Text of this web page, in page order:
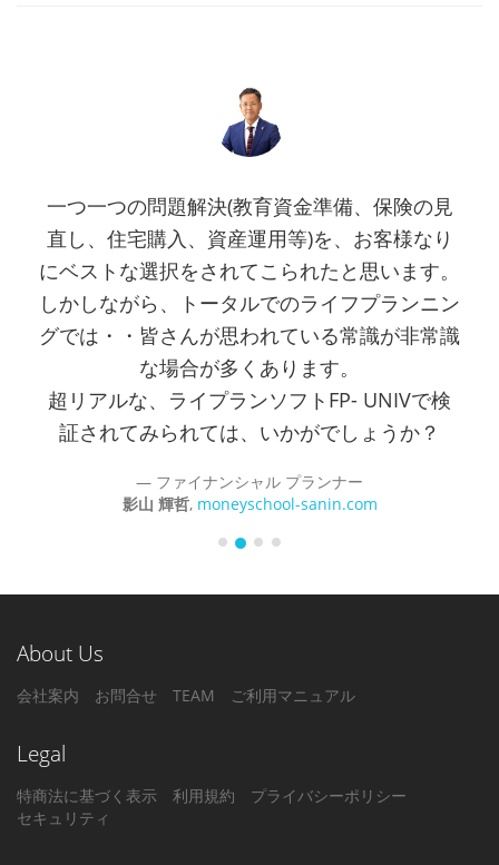
一つ一つの問題解決(教育資金準備、保険の見
直し、住宅購入、資産運用等)を、お客様なり
にベストな選択をされてこられたと思います。
しかしながら、トータルでのライフプランニン
グでは・・皆さんが思われている常識が非常識
な場合が多くあります。
超リアルな、ライプランソフトFP- UNIVで検
証されてみられては、いかがでしょうか？
ファイナンシャル プランナー
影山 輝哲, moneyschool-sanin.com
About Us
会社案内 お問合せ TEAM ご利用マニュアル
Legal
特商法に基づく表示 利用規約
プライバシーポリシー
セキュリティ